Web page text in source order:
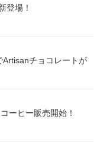
登場！
Artisanチョコレートが
ーヒー販売開始！